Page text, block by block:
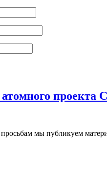
проекта
мы публикуем